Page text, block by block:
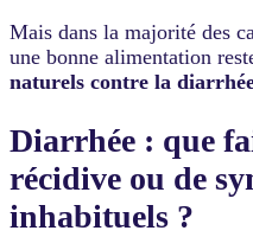
Mais dans la majorité des
une bonne alimentation
naturels contre la
Diarrhée : que
récidive ou de
inhabituels ?